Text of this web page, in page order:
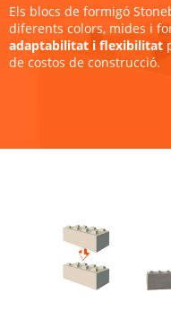
Els blocs de formigó
diferents colors, mides i
adaptabilitat i flexibilitat
de costos de construcció.